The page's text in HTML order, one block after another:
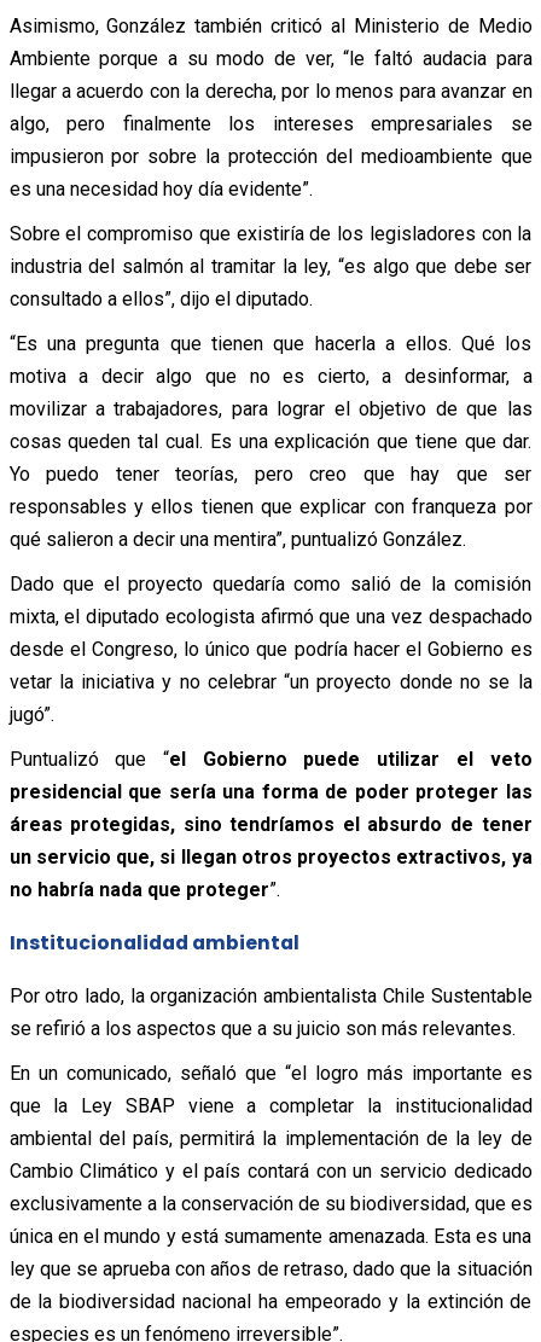
Asimismo, González también criticó al Ministerio de Medio
Ambiente porque a su modo de ver, “le faltó audacia para
llegar a acuerdo con la derecha, por lo menos para avanzar en
algo, pero finalmente los intereses empresariales se
impusieron por sobre la protección del medioambiente que
es una necesidad hoy día evidente”.
Sobre el compromiso que existiría de los legisladores con la
industria del salmón al tramitar la ley, “es algo que debe ser
consultado a ellos”, dijo el diputado.
“Es una pregunta que tienen que hacerla a ellos. Qué los
motiva a decir algo que no es cierto, a desinformar, a
movilizar a trabajadores, para lograr el objetivo de que las
cosas queden tal cual. Es una explicación que tiene que dar.
Yo puedo tener teorías, pero creo que hay que ser
responsables y ellos tienen que explicar con franqueza por
qué salieron a decir una mentira”, puntualizó González.
Dado que el proyecto quedaría como salió de la comisión
mixta, el diputado ecologista afirmó que una vez despachado
desde el Congreso, lo único que podría hacer el Gobierno es
vetar la iniciativa y no celebrar “un proyecto donde no se la
jugó”.
Puntualizó que “el Gobierno puede utilizar el veto
presidencial que sería una forma de poder proteger las
áreas protegidas, sino tendríamos el absurdo de tener
un servicio que, si llegan otros proyectos extractivos, ya
no habría nada que proteger”.
Institucionalidad ambiental
Por otro lado, la organización ambientalista Chile Sustentable
se refirió a los aspectos que a su juicio son más relevantes.
En un comunicado, señaló que “el logro más importante es
que la Ley SBAP viene a completar la institucionalidad
ambiental del país, permitirá la implementación de la ley de
Cambio Climático y el país contará con un servicio dedicado
exclusivamente a la conservación de su biodiversidad, que es
única en el mundo y está sumamente amenazada. Esta es una
ley que se aprueba con años de retraso, dado que la situación
de la biodiversidad nacional ha empeorado y la extinción de
especies es un fenómeno irreversible”.